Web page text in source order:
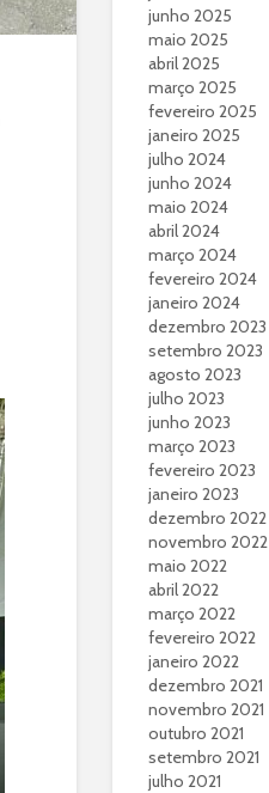
junho 2025
maio 2025
abril 2025
março 2025
fevereiro 2025
janeiro 2025
julho 2024
junho 2024
maio 2024
abril 2024
março 2024
fevereiro 2024
janeiro 2024
dezembro 2023
setembro 2023
agosto 2023
julho 2023
junho 2023
março 2023
fevereiro 2023
janeiro 2023
dezembro 2022
novembro 2022
maio 2022
abril 2022
março 2022
fevereiro 2022
janeiro 2022
dezembro 2021
novembro 2021
outubro 2021
setembro 2021
julho 2021